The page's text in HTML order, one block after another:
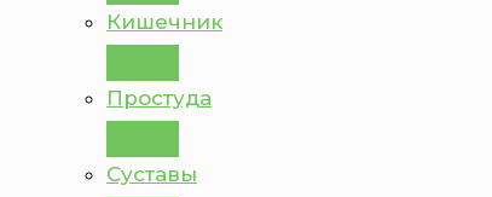
Кишечник
Простуда
Суставы